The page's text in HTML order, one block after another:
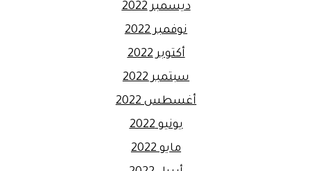
ديسمبر 2022
نوفمبر 2022
أكتوبر 2022
سبتمبر 2022
أغسطس 2022
يونيو 2022
مايو 2022